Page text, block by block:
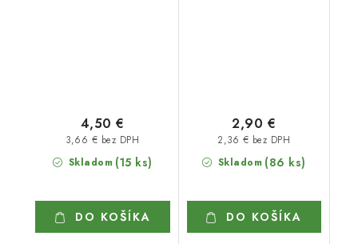
Skladom (15 ks)
3,66 € bez DPH
4,50 €
DO KOŠÍKA
Skladom (86 ks)
2,36 € bez DPH
2,90 €
DO KOŠÍKA